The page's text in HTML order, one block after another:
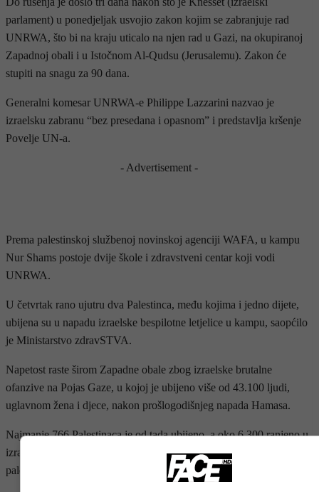
parlament) u ponedjeljak usvojio zakon kojim se zabranjuje rad
UNRWA, što bi na kraju uticalo na njen rad u Gazi, na okupiranoj
Zapadnoj obali i u Istočnom Al-Qudsu (Jerusalemu). Zakon će
stupiti na snagu za 90 dana.
Generalni komesar UNRWA-e Philippe Lazzarini nazvao je
izraelsku zabranu “bez presedana i opasnom” i predstavlja kršenje
Povelje UN-a.
- Advertisement -
Prema palestinskoj službenoj novinskoj agenciji WAFA, u kampu
Nur Shams postoje dvije škole i zdravstveni centar koji vodi
UNRWA.
U četvrtak rano ujutru dva Palestinca, među kojima i jedno dijete,
ubijena su u napadu izraelske bespilotne letjelice u kampu, saopćilo
je Ministarstvo zdravSTVA.
Napetost raste širom Zapadne obale zbog izraelske brutalne
ofanzive na Pojas Gaze, u kojoj je ubijeno više od 43.100 ljudi,
uglavnom žena i djece, nakon prošlogodišnjeg napada Hamasa.
Najmanje 766 Palestinaca je od tada ubijeno, a oko 6.300 ranjeno u
izraelskim napadima na Zapadnoj obali, prema podacima
palestinskog Ministarstva zdravstva.